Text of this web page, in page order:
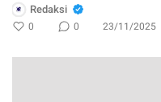
Redaksi
0 0 23/11/2025